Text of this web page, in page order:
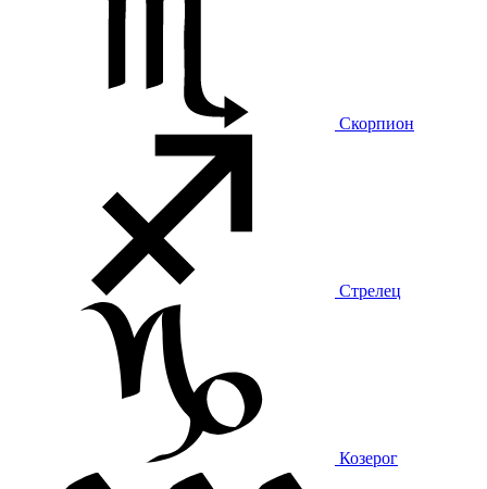
Скорпион
Стрелец
Козерог